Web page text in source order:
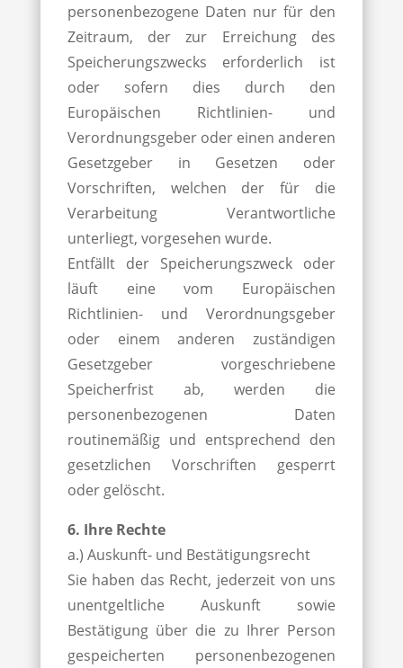
personenbezogene Daten nur für den
Zeitraum, der zur Erreichung des
Speicherungszwecks erforderlich ist
oder sofern dies durch den
Europäischen Richtlinien- und
Verordnungsgeber oder einen anderen
Gesetzgeber in Gesetzen oder
Vorschriften, welchen der für die
Verarbeitung Verantwortliche
unterliegt, vorgesehen wurde.
Entfällt der Speicherungszweck oder
läuft eine vom Europäischen
Richtlinien- und Verordnungsgeber
oder einem anderen zuständigen
Gesetzgeber vorgeschriebene
Speicherfrist ab, werden die
personenbezogenen Daten
routinemäßig und entsprechend den
gesetzlichen Vorschriften gesperrt
oder gelöscht.
6. Ihre Rechte
a.) Auskunft- und Bestätigungsrecht
Sie haben das Recht, jederzeit von uns
unentgeltliche Auskunft sowie
Bestätigung über die zu Ihrer Person
gespeicherten personenbezogenen